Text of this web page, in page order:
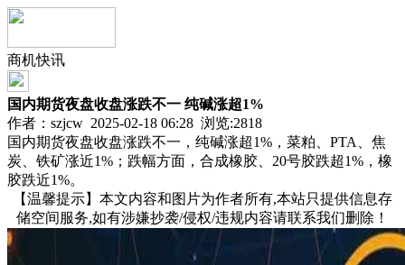
商机快讯
国内期货夜盘收盘涨跌不一 纯碱涨超1%
作者：szjcw 2025-02-18 06:28 浏览:2818
国内期货夜盘收盘涨跌不一，纯碱涨超1%，菜粕、PTA、焦
炭、铁矿涨近1%；跌幅方面，合成橡胶、20号胶跌超1%，橡
胶跌近1%。
【温馨提示】本文内容和图片为作者所有,本站只提供信息存
储空间服务,如有涉嫌抄袭/侵权/违规内容请联系我们删除！